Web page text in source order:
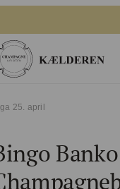
Gavekort
25. april